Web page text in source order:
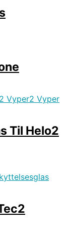
Til Helo2